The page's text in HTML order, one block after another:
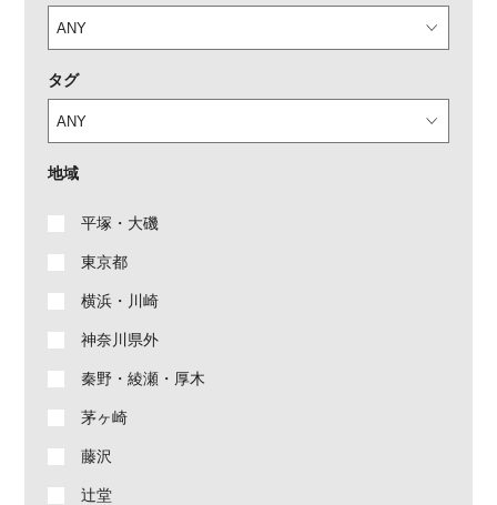
タグ
地域
平塚・大磯
東京都
横浜・川崎
神奈川県外
秦野・綾瀬・厚木
茅ヶ崎
藤沢
辻堂